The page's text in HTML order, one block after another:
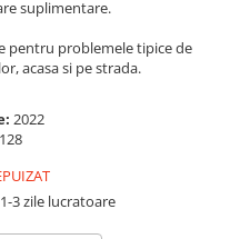
suplimentare.
pentru problemele tipice de
acasa si pe strada.
2022
128
1-3 zile lucratoare